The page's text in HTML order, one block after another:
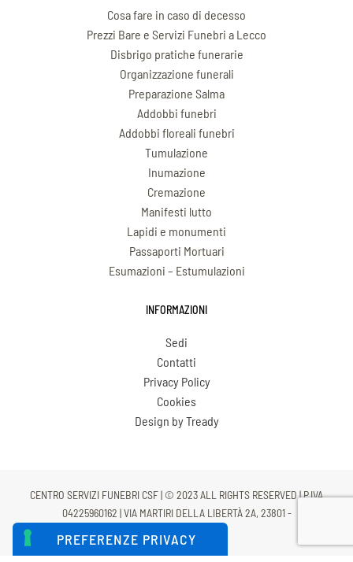
Cosa fare in caso di decesso
Prezzi Bare e Servizi Funebri a Lecco
Disbrigo pratiche funerarie
Organizzazione funerali
Preparazione Salma
Addobbi funebri
Addobbi floreali funebri
Tumulazione
Inumazione
Cremazione
Manifesti lutto
Lapidi e monumenti
Passaporti Mortuari
Esumazioni – Estumulazioni
INFORMAZIONI
Sedi
Contatti
Privacy Policy
Cookies
Design by Tready
CENTRO SERVIZI FUNEBRI CSF | © 2023 ALL RIGHTS RESERVED | P.IVA
04225960162 | VIA MARTIRI DELLA LIBERTÀ 2A, 23801 -